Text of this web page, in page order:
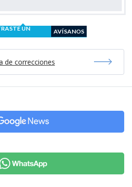
UN
AVÍSANOS
de correcciones